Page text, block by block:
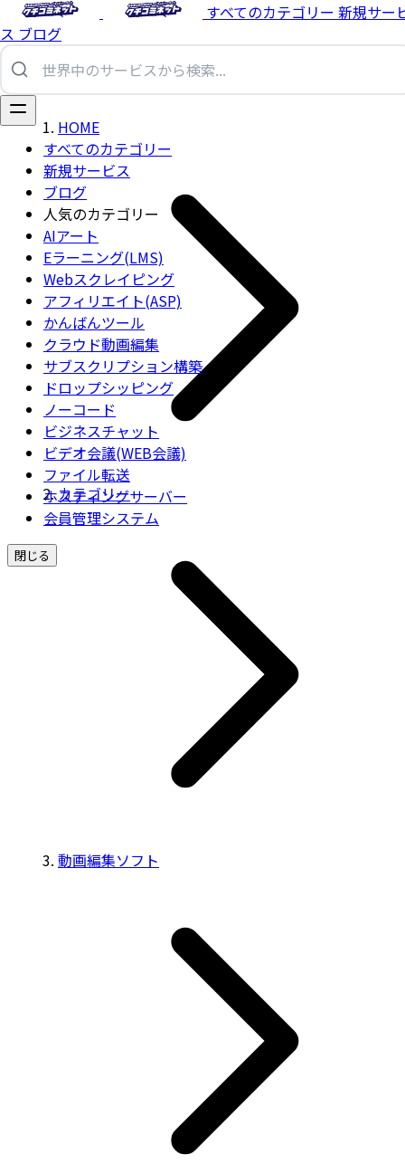
すべてのカテゴリー 新規サー
ス ブログ
すべてのカテゴリー
新規サービス
ブログ
人気のカテゴリー
AIアート
Eラーニング(LMS)
Webスクレイピング
アフィリエイト(ASP)
かんばんツール
クラウド動画編集
サブスクリプション構築
ドロップシッピング
ノーコード
ビジネスチャット
ビデオ会議(WEB会議)
ファイル転送
ホスティングサーバー
会員管理システム
閉じる
HOME
カテゴリー
動画編集ソフト